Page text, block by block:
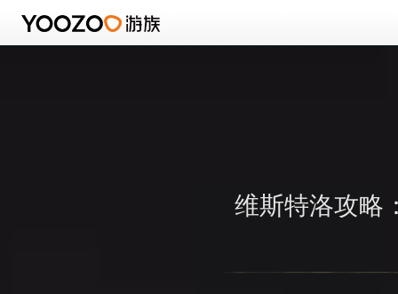
维斯特洛攻略